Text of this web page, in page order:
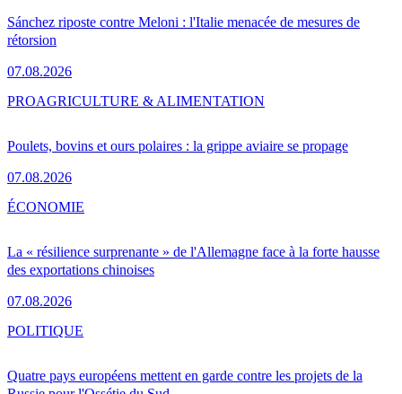
Sánchez riposte contre Meloni : l'Italie menacée de mesures de
rétorsion
07.08.2026
Poulets, bovins et ours polaires : la grippe aviaire se propage
07.08.2026
PROAGRICULTURE & ALIMENTATION
La « résilience surprenante » de l'Allemagne face à la forte hausse
des exportations chinoises
07.08.2026
ÉCONOMIE
Quatre pays européens mettent en garde contre les projets de la
POLITIQUE